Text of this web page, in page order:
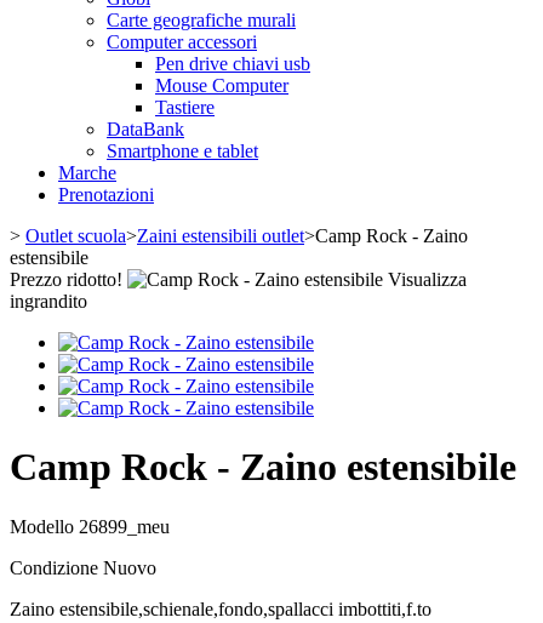
Carte geografiche murali
Computer accessori
Pen drive chiavi usb
Mouse Computer
Tastiere
DataBank
Smartphone e tablet
Marche
Prenotazioni
> Outlet scuola>Zaini estensibili outlet>Camp Rock - Zaino
estensibile
Prezzo ridotto!
Visualizza
ingrandito
Camp Rock - Zaino estensibile
Modello 26899_meu
Condizione Nuovo
Zaino estensibile,schienale,fondo,spallacci imbottiti,f.to